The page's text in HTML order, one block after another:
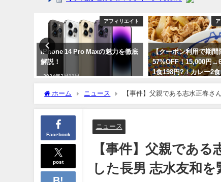
アフィリエイト
iPhone 14 Pro Maxの魅力を徹底
解説！
2024年3月11日
【クーポン利用で期間
57%OFF！15,000円
1食198円?！カレー2
さらに100人に1人牛
当たるキャンペーンも
ホーム ニュース 【事件】父親である志水正春さ
Facebook
post
ニュース
【事件】父親であ
した長男 志水友和を